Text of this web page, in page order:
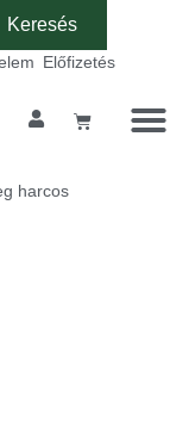
Előfizetés
harcos